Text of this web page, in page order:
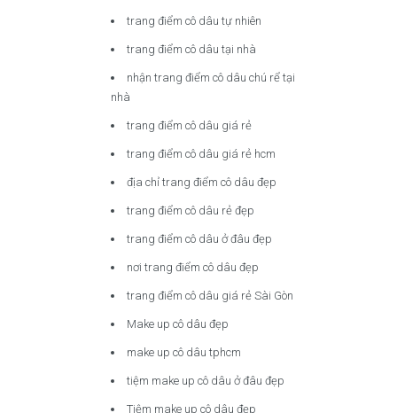
trang điểm cô dâu tự nhiên
trang điểm cô dâu tại nhà
nhận trang điểm cô dâu chú rể tại
nhà
trang điểm cô dâu giá rẻ
trang điểm cô dâu giá rẻ hcm
địa chỉ trang điểm cô dâu đẹp
trang điểm cô dâu rẻ đẹp
trang điểm cô dâu ở đâu đẹp
nơi trang điểm cô dâu đẹp
trang điểm cô dâu giá rẻ Sài Gòn
Make up cô dâu đẹp
make up cô dâu tphcm
tiệm make up cô dâu ở đâu đẹp
Tiệm make up cô dâu đẹp